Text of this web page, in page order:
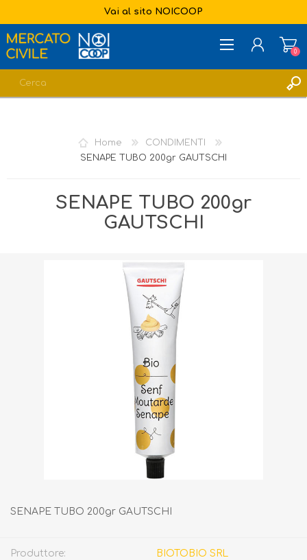
Vai al sito NOICOOP
LISTA DEI DESIDERI
0
Home
CONDIMENTI
SENAPE TUBO 200gr GAUTSCHI
SENAPE TUBO 200gr
GAUTSCHI
SENAPE TUBO 200gr GAUTSCHI
Produttore: BIOTOBIO SRL